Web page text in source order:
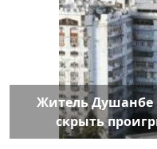
Житель Душанбе
скрыть